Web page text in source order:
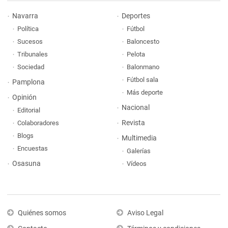
Navarra
Política
Sucesos
Tribunales
Sociedad
Pamplona
Opinión
Editorial
Colaboradores
Blogs
Encuestas
Osasuna
Deportes
Fútbol
Baloncesto
Pelota
Balonmano
Fútbol sala
Más deporte
Nacional
Revista
Multimedia
Galerías
Vídeos
Quiénes somos
Aviso Legal